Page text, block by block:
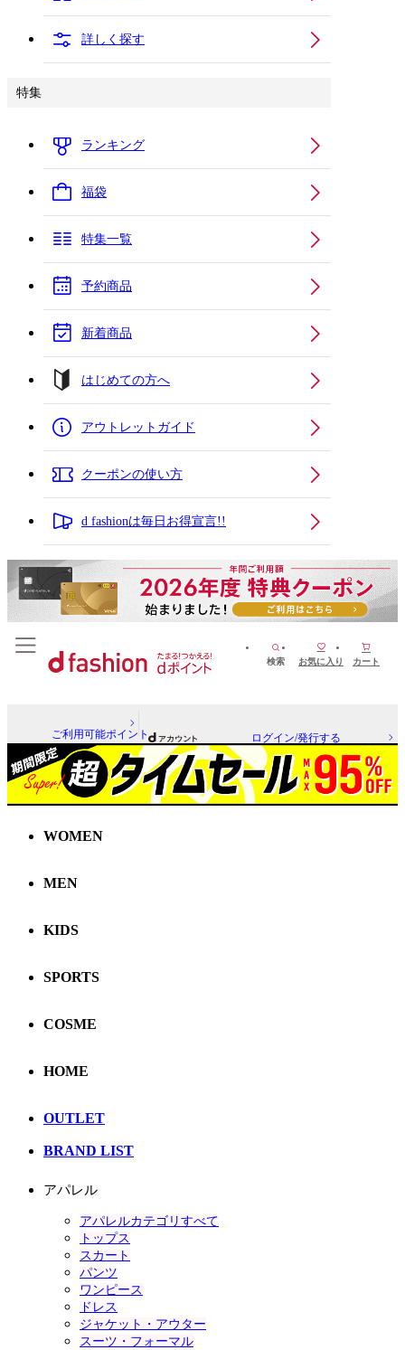
詳しく探す
特集
ランキング
福袋
特集一覧
予約商品
新着商品
はじめての方へ
アウトレットガイド
クーポンの使い方
d fashionは毎日お得宣言!!
検索 お気に入り カート
ご利用可能ポイント ログイン/発行する
WOMEN
MEN
KIDS
SPORTS
COSME
HOME
OUTLET
BRAND LIST
アパレル
アパレルカテゴリすべて
トップス
スカート
パンツ
ワンピース
ドレス
ジャケット・アウター
スーツ・フォーマル